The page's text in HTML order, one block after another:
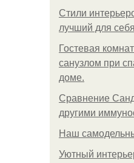
Стили
лучший для
Гостевая
санузлом при
доме.
Сравнение
другими
Наш
Уютный